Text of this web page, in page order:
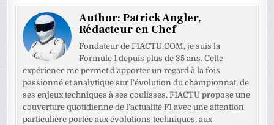
Author:Patrick Angler,
Rédacteur en Chef
Fondateur de F1ACTU.COM, je suis la
Formule 1 depuis plus de 35 ans. Cette
expérience me permet d’apporter un regard à la fois
passionné et analytique sur l’évolution du championnat, de
ses enjeux techniques à ses coulisses. F1ACTU propose une
couverture quotidienne de l’actualité F1 avec une attention
particulière portée aux évolutions techniques, aux